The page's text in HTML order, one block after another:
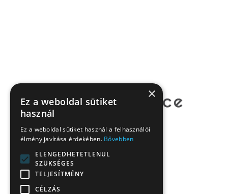
×
Ez a weboldal sütiket
használ
Ez a weboldal sütiket használ a felhasználói
élmény javítása érdekében. Bővebben
ELENGEDHETETLENÜL
SZÜKSÉGES
TELJESÍTMÉNY
CÉLZÁS